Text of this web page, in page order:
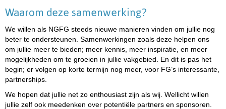
Waarom deze samenwerking?
We willen als NGFG steeds nieuwe manieren vinden om jullie nog
beter te ondersteunen. Samenwerkingen zoals deze helpen ons
om jullie meer te bieden; meer kennis, meer inspiratie, en meer
mogelijkheden om te groeien in jullie vakgebied. En dit is pas het
begin; er volgen op korte termijn nog meer, voor FG’s interessante,
partnerships.
We hopen dat jullie net zo enthousiast zijn als wij. Wellicht willen
jullie zelf ook meedenken over potentiële partners en sponsoren.